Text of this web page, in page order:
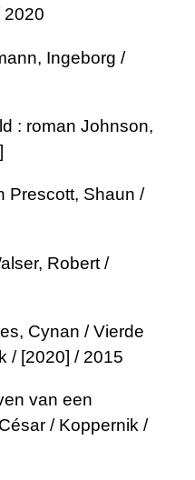
2020
Ingeborg /
: roman Johnson,
Prescott, Shaun /
Robert /
Cynan / Vierde
/ [2020] / 2015
van een
/ Koppernik /